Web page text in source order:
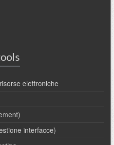
elettroniche
interfacce)